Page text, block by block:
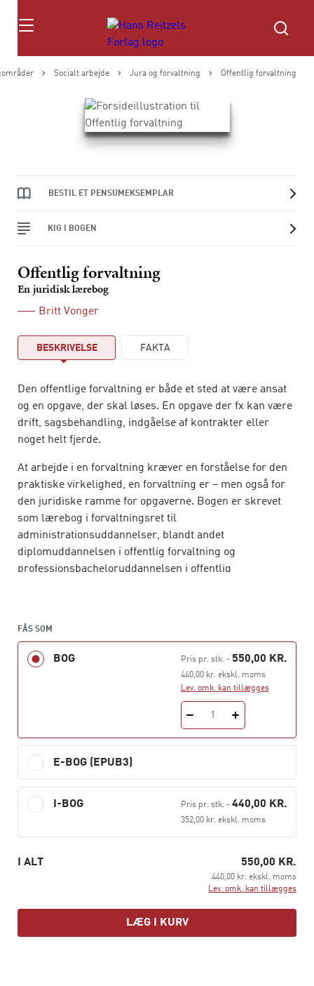
Søg
Socialt arbejde Jura og forvaltning Offentlig forvaltning
BESTIL ET PENSUMEKSEMPLAR
KIG I BOGEN
Offentlig forvaltning
En juridisk lærebog
Britt Vonger
BESKRIVELSE FAKTA
Den offentlige forvaltning er både et sted at være ansat
og en opgave, der skal løses. En opgave der fx kan være
drift, sagsbehandling, indgåelse af kontrakter eller
noget helt fjerde.
At arbejde i en forvaltning kræver en forståelse for den
praktiske virkelighed, en forvaltning er – men også for
den juridiske ramme for opgaverne. Bogen er skrevet
som lærebog i forvaltningsret til
administrationsuddannelser, blandt andet
diplomuddannelsen i offentlig forvaltning og
professionsbacheloruddannelsen i offentlig
har bogen en mere praktisk tilgang og struktur end
traditionelle lærebøger i forvaltningsret.
Bogen er også skrevet til den offentligt ansatte
praktiker, der har brug for et overblik, et sted at slå op
eller inspiration til at arbejde med at udvikle og forbedre
Bogens forfatter, Britt Vonger
juridisk chefkonsulent i Gentofte Kommunes juridiske
afdeling. Hun har skrevet en række juridiske fagbøger,
både bøger der retter sig mod jurister og bøger
målrettet andre faggrupper, fx offentlige ledere og
socialrådgivere.
FÅS SOM
BOG Pris pr. stk.- 550,00 KR.
440,00 kr. ekskl. moms
Lev. omk. kan tillægges
1
E-BOG (EPUB3)
I-BOG Pris pr. stk.- 440,00 KR.
352,00 kr. ekskl. moms
I ALT 550,00 KR.
440,00 kr. ekskl. moms
Lev. omk. kan tillægges
LÆG I KURV